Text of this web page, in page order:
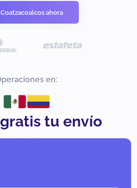
ahora
en:
tu envío